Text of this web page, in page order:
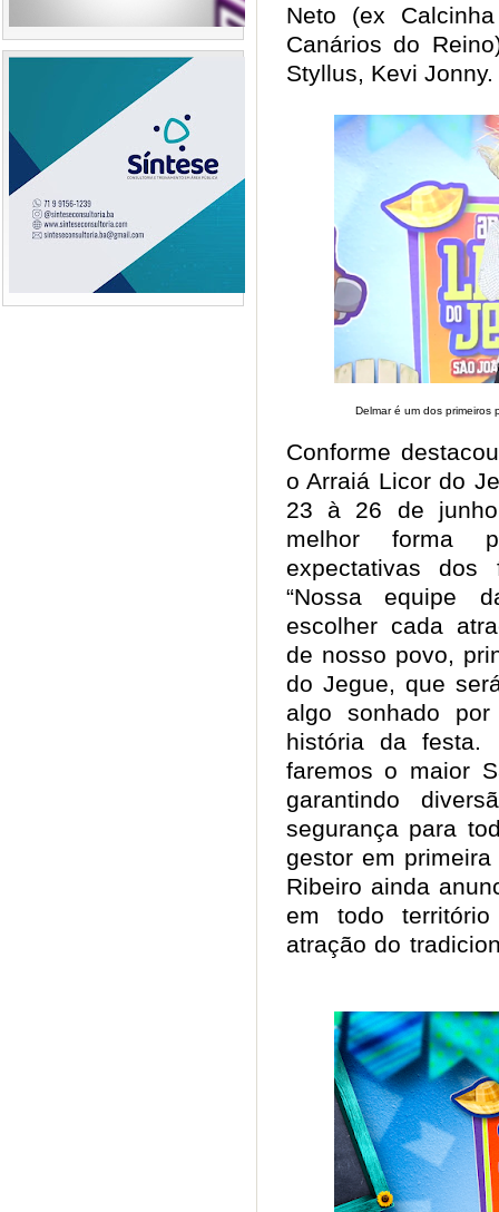
Neto (ex
Canários do
Styllus, Kevi
Delmar é um dos
Conforme
o Arraiá Licor do
23 à 26 de
melhor forma
expectativas
“Nossa equipe
escolher cada
de nosso povo,
do Jegue, que
algo sonhado
história da festa.
faremos o maior
garantindo
segurança para
gestor em
Ribeiro ainda
em todo
atração do